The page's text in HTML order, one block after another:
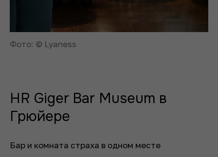
Фото: © Lyaness
HR Giger Bar Museum в
Грюйере
Бар и комната страха в одном месте